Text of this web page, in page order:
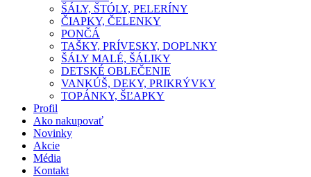
ŠÁLY, ŠTÓLY, PELERÍNY
ČIAPKY, ČELENKY
PONČÁ
TAŠKY, PRÍVESKY, DOPLNKY
ŠÁLY MALÉ, ŠÁLIKY
DETSKÉ OBLEČENIE
VANKÚŠ, DEKY, PRIKRÝVKY
TOPÁNKY, ŠĽAPKY
Profil
Ako nakupovať
Novinky
Akcie
Média
Kontakt